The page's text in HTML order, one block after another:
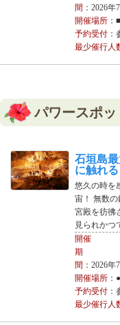
間 ：2026
開催場所：
予約受付：
最少催行人
パワースポッ
石垣島
に触れる
悠久の時を
宙！ 無数
宮殿を彷彿
見られかつ
開催
期
間 ：2026年
開催場所：
予約受付：
最少催行人